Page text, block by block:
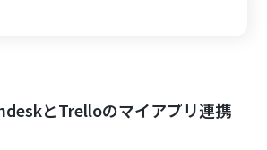
とTrelloのマイアプリ連携